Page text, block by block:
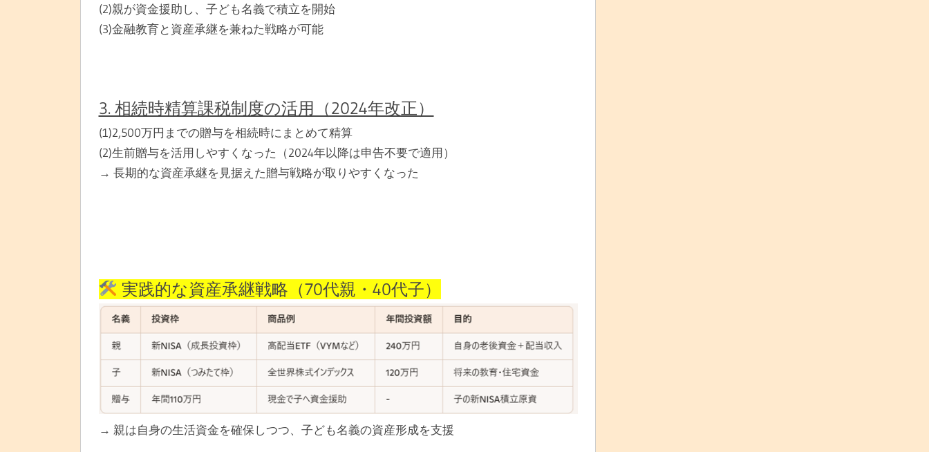
(2)親が資金援助し、子ども名義で積立を開始
(3)金融教育と資産承継を兼ねた戦略が可能
3. 相続時精算課税制度の活用（2024年改正）
(1)2,500万円までの贈与を相続時にまとめて精算
(2)生前贈与を活用しやすくなった（2024年以降は申告不要で適用）
→ 長期的な資産承継を見据えた贈与戦略が取りやすくなった
実践的な資産承継戦略（70代親・40代子）
→ 親は自身の生活資金を確保しつつ、子ども名義の資産形成を支援